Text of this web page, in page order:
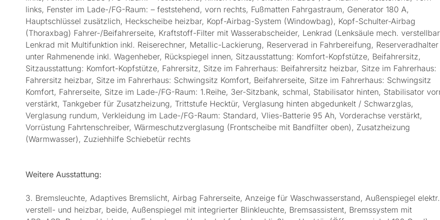
links, Fenster im Lade-/FG-Raum: – feststehend, vorn rechts, Fußmatten Fahrgastraum, Generator 180 A,
Hauptschlüssel zusätzlich, Heckscheibe heizbar, Kopf-Airbag-System (Windowbag), Kopf-Schulter-Airbag
(Thoraxbag) Fahrer-/Beifahrerseite, Kraftstoff-Filter mit Wasserabscheider, Lenkrad (Lenksäule mech.
Lenkrad mit Multifunktion inkl. Reiserechner, Metallic-Lackierung, Reserverad in Fahrbereifung, Reserveradhalter
unter Rahmenende inkl. Wagenheber, Rückspiegel innen, Sitzausstattung: Komfort-Kopfstütze, Beifahrersitz,
Sitzausstattung: Komfort-Kopfstütze, Fahrersitz, Sitze im Fahrerhaus: Beifahrersitz heizbar, Sitze im Fahrerhaus:
Fahrersitz heizbar, Sitze im Fahrerhaus: Schwingsitz Komfort, Beifahrerseite, Sitze im Fahrerhaus: Schwingsitz
Komfort, Fahrerseite, Sitze im Lade-/FG-Raum: 1.Reihe, 3er-Sitzbank, schmal, Stabilisator hinten, Stabilisator
verstärkt, Tankgeber für Zusatzheizung, Trittstufe Hecktür, Verglasung hinten abgedunkelt / Schwarzglas,
Verglasung rundum, Verkleidung im Lade-/FG-Raum: Standard, Vlies-Batterie 95 Ah, Vorderachse verstärkt,
Vorrüstung Fahrtenschreiber, Wärmeschutzverglasung (Frontscheibe mit Bandfilter oben), Zusatzheizung
(Warmwasser), Zuziehhilfe Schiebetür rechts
Weitere Ausstattung:
3. Bremsleuchte, Adaptives Bremslicht, Airbag Fahrerseite, Anzeige für Waschwasserstand, Außenspiegel elektr.
verstell- und heizbar, beide, Außenspiegel mit integrierter Blinkleuchte, Bremsassistent, Bremssystem mit